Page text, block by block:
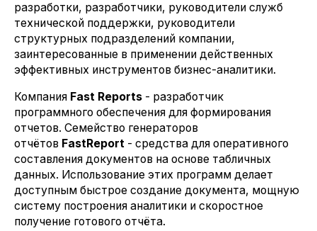
разработки, разработчики, руководители служб
технической поддержки, руководители
структурных подразделений компании,
заинтересованные в применении действенных
эффективных инструментов бизнес-аналитики.
Компания Fast Reports - разработчик
программного обеспечения для формирования
отчетов. Семейство генераторов
отчётов FastReport - средства для оперативного
составления документов на основе табличных
данных. Использование этих программ делает
доступным быстрое создание документа, мощную
систему построения аналитики и скоростное
получение готового отчёта.